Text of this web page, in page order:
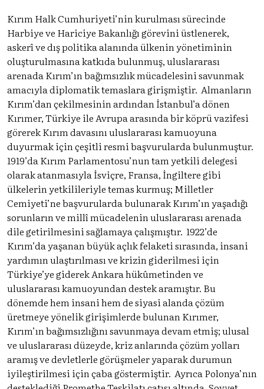
Kırım Halk Cumhuriyeti’nin kurulması sürecinde
Harbiye ve Hariciye Bakanlığı görevini üstlenerek,
askerî ve dış politika alanında ülkenin yönetiminin
oluşturulmasına katkıda bulunmuş, uluslararası
arenada Kırım’ın bağımsızlık mücadelesini savunmak
amacıyla diplomatik temaslara girişmiştir. Almanların
Kırım’dan çekilmesinin ardından İstanbul’a dönen
Kırımer, Türkiye ile Avrupa arasında bir köprü vazifesi
görerek Kırım davasını uluslararası kamuoyuna
duyurmak için çeşitli resmi başvurularda bulunmuştur.
1919’da Kırım Parlamentosu’nun tam yetkili delegesi
olarak atanmasıyla İsviçre, Fransa, İngiltere gibi
ülkelerin yetkilileriyle temas kurmuş; Milletler
Cemiyeti’ne başvurularda bulunarak Kırım’ın yaşadığı
sorunların ve millî mücadelenin uluslararası arenada
dile getirilmesini sağlamaya çalışmıştır. 1922’de
Kırım’da yaşanan büyük açlık felaketi sırasında, insani
yardımın ulaştırılması ve krizin giderilmesi için
Türkiye’ye giderek Ankara hükûmetinden ve
uluslararası kamuoyundan destek aramıştır. Bu
dönemde hem insani hem de siyasi alanda çözüm
üretmeye yönelik girişimlerde bulunan Kırımer,
Kırım’ın bağımsızlığını savunmaya devam etmiş; ulusal
ve uluslararası düzeyde, kriz anlarında çözüm yolları
aramış ve devletlerle görüşmeler yaparak durumun
iyileştirilmesi için çaba göstermiştir. Ayrıca Polonya’nın